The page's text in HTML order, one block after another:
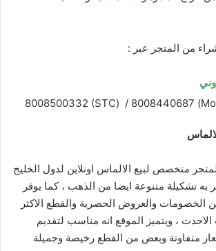
من المتجر عبر :
متخصص لبيع الالماس اونلاين لدول الخليج
به تشكيلة متنوعة ايضا من الذهب ، كما يوفر
الخصومات والعروض الحصرية والقطع الاكثر
، ويتميز الموقع انه مناسب لتقديم
متفاوتة وبعض من القطع رخيصة وجميلة